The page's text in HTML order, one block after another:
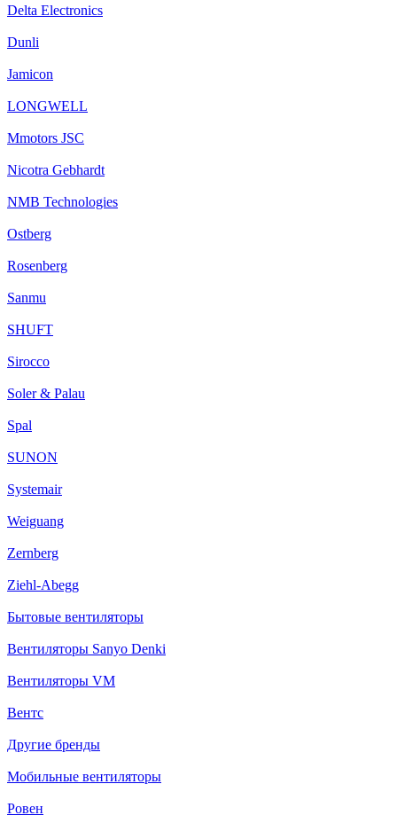
Delta Electronics
Dunli
Jamicon
LONGWELL
Mmotors JSC
Nicotra Gebhardt
NMB Technologies
Ostberg
Rosenberg
Sanmu
SHUFT
Sirocco
Soler & Palau
Spal
SUNON
Systemair
Weiguang
Zernberg
Ziehl-Abegg
Бытовые вентиляторы
Вентиляторы Sanyo Denki
Вентиляторы VM
Вентс
Другие бренды
Мобильные вентиляторы
Ровен